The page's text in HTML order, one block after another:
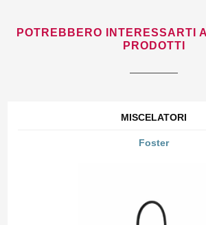
POTREBBERO INTERESSARTI
PRODOTTI
MISCELATORI
Foster